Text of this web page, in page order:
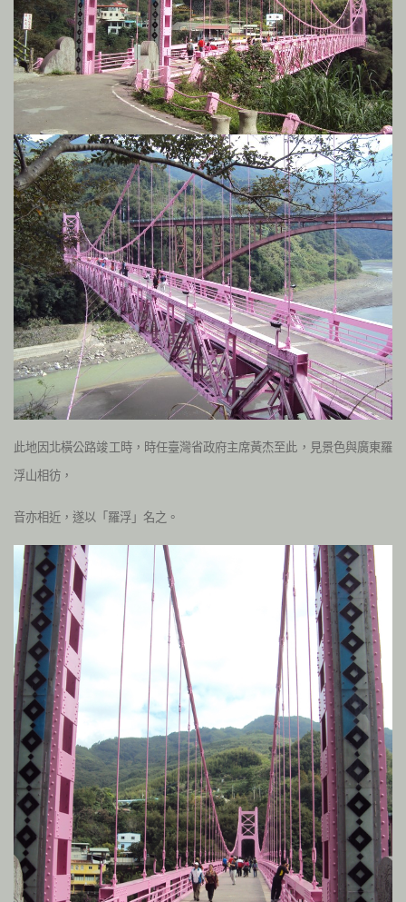
此地因北橫公路竣工時，時任臺灣省政府主席黃杰至此，見景色與廣東羅
浮山相彷，
音亦相近，遂以「羅浮」名之。